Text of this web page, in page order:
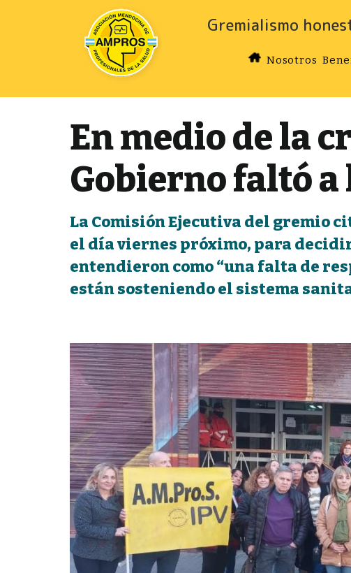
Gremialismo
Nosotros
En medio de la
Gobierno faltó
La Comisión Ejecutiva del gremio
el día viernes próximo, para
entendieron como “una falta de
están sosteniendo el sistema